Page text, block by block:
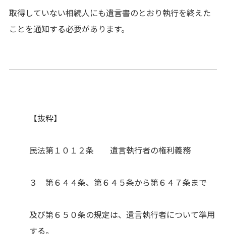
取得していない相続人にも遺言書のとおり執行を終えた
ことを通知する必要があります。
【抜粋】
民法第１０１２条 遺言執行者の権利義務
３ 第６４４条、第６４５条から第６４７条まで
及び第６５０条の規定は、遺言執行者について準用
する。